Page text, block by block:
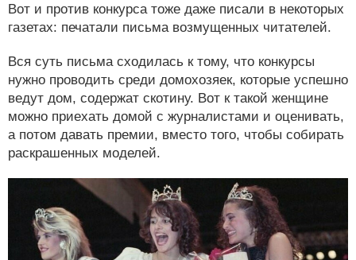
Вот и против конкурса тоже даже писали в некоторых
газетах: печатали письма возмущенных читателей.
Вся суть письма сходилась к тому, что конкурсы
нужно проводить среди домохозяек, которые успешно
ведут дом, содержат скотину. Вот к такой женщине
можно приехать домой с журналистами и оценивать,
а потом давать премии, вместо того, чтобы собирать
раскрашенных моделей.